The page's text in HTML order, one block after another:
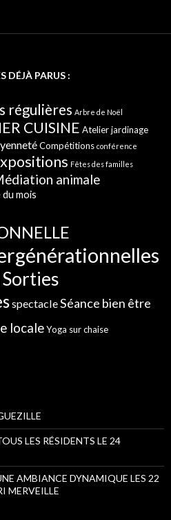
DÉJÀ PARUS :
régulières Arbre de Noël
CUISINE Atelier jardinage
Compétitions conférence
Fêtes des familles
animale
mois
Sorties
spectacleSéance bien être
localeYoga sur chaise
LES RÉSIDENTS LE 24
AMBIANCE DYNAMIQUE LES 22
MERVEILLE